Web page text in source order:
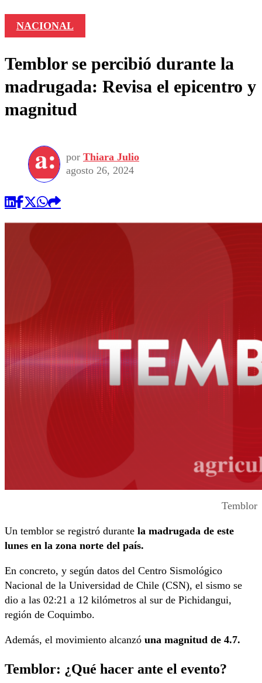
NACIONAL
Temblor se percibió durante la
madrugada: Revisa el epicentro y
magnitud
por Thiara Julio
agosto 26, 2024
Temblor
Un temblor se registró durante la madrugada de este
lunes en la zona norte del país.
En concreto, y según datos del Centro Sismológico
Nacional de la Universidad de Chile (CSN), el sismo se
dio a las 02:21 a 12 kilómetros al sur de Pichidangui,
región de Coquimbo.
Además, el movimiento alcanzó una magnitud de 4.7.
Temblor: ¿Qué hacer ante el evento?